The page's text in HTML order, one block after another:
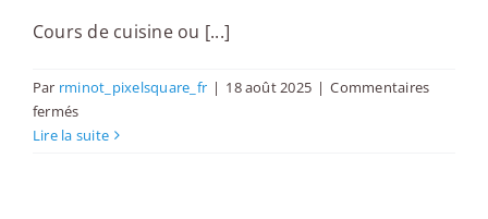
Cours de cuisine ou [...]
Par rminot_pixelsquare_fr | 18 août 2025 | Commentaires
ferméssur
Cours
Lire la suite